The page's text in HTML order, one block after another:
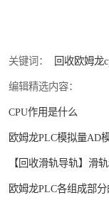
关键词： 回收欧姆龙
编辑精选内容：
CPU作用是什么
欧姆龙PLC模拟量AD
【回收滑轨导轨】滑
欧姆龙PLC各组成部